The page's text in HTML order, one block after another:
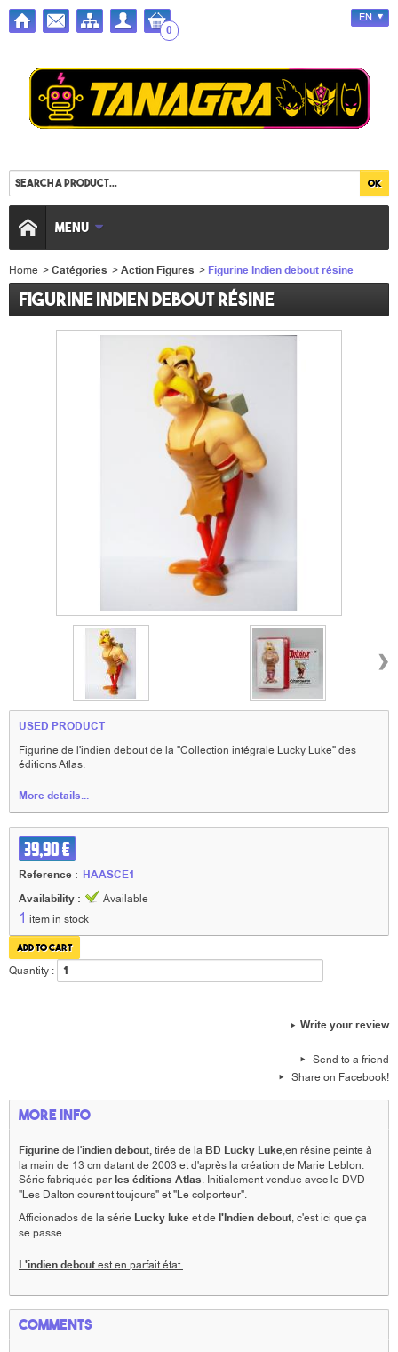
0
EN
MENU
Home >Catégories >Action Figures > Figurine Indien debout résine
Figurine Indien debout résine
›
USED PRODUCT
Figurine de l'indien debout de la "Collection intégrale Lucky Luke" des
éditions Atlas.
More details...
39,90 €
Reference : HAASCE1
Availability :
Available
1 item in stock
Quantity :
Write your review
Send to a friend
Share on Facebook!
More info
Figurinede l'indien debout,tirée de la BD Lucky Luke,en résine peinte à
la main de 13 cm datant de 2003 et d'après la création de Marie Leblon.
Série fabriquée parles éditions Atlas. Initialement vendue avec le DVD
"Les Dalton courent toujours" et "Le colporteur".
Afficionados de la série Lucky lukeet del'Indien debout,c'est ici que ça
se passe.
L'indien deboutest en parfait état.
Comments